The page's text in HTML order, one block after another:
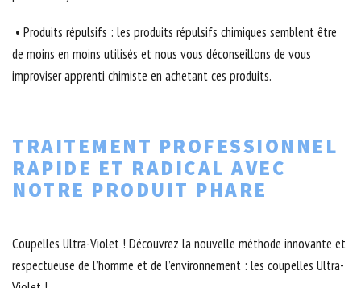
• Produits répulsifs : les produits répulsifs chimiques semblent être
de moins en moins utilisés et nous vous déconseillons de vous
improviser apprenti chimiste en achetant ces produits.
TRAITEMENT PROFESSIONNEL
RAPIDE ET RADICAL AVEC
NOTRE PRODUIT PHARE
Coupelles Ultra-Violet ! Découvrez la nouvelle méthode innovante et
respectueuse de l’homme et de l’environnement : les coupelles Ultra-